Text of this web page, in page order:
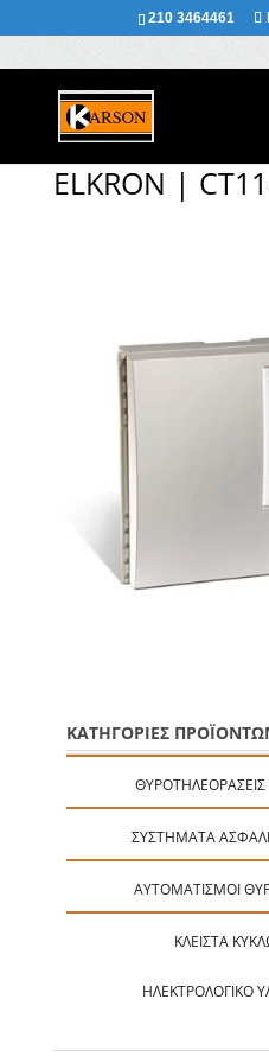
210 3464461
ELKRON |
ΚΑΤΗΓΟΡΙΕΣ
ΣΥΣΤΉΜΑΤΑ
ΑΥΤΟΜΑΤΙΣΜΟΊ
ΚΛΕΙΣΤΆ
ΗΛΕΚΤΡΟΛΟΓΙΚΌ